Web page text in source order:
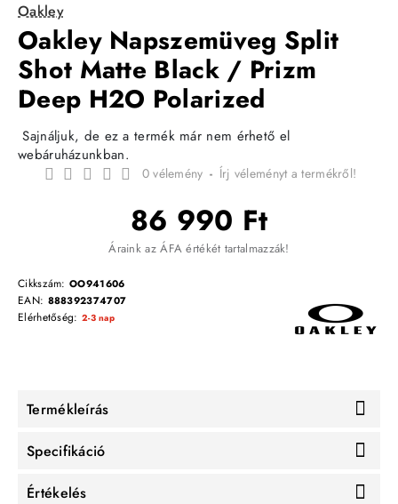
Oakley
Oakley Napszemüveg Split
Shot Matte Black / Prizm
Deep H2O Polarized
Sajnáljuk, de ez a termék már nem érhető el
webáruházunkban.
0 vélemény - Írj véleményt a termékről!
86 990 Ft
Áraink az ÁFA értékét tartalmazzák!
Cikkszám: OO941606
EAN: 888392374707
Elérhetőség: 2-3 nap
Termékleírás
Specifikáció
Értékelés